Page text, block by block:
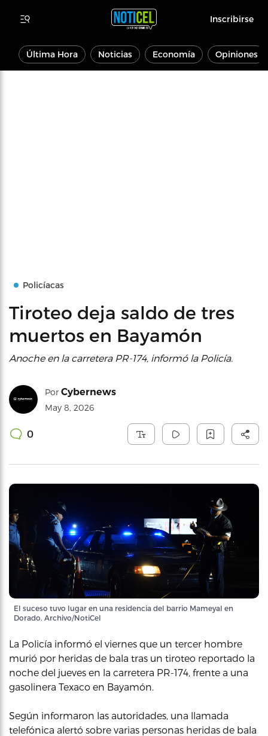
Inscribirse
Última Hora Noticias Economía Opiniones
Policíacas
Tiroteo deja saldo de tres
muertos en Bayamón
Anoche en la carretera PR-174, informó la Policía.
Por Cybernews
May 8, 2026
0
El suceso tuvo lugar en una residencia del barrio Mameyal en
Dorado. Archivo/NotiCel
La Policía informó el viernes que un tercer hombre
murió por heridas de bala tras un tiroteo reportado la
noche del jueves en la carretera PR-174, frente a una
gasolinera Texaco en Bayamón.
Según informaron las autoridades, una llamada
telefónica alertó sobre varias personas heridas de bala